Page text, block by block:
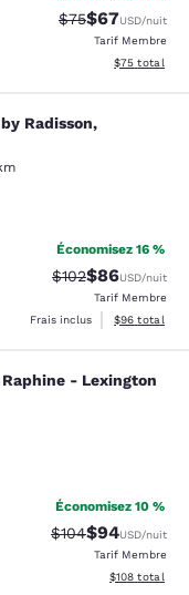
Tarif barré :
$75Tarif réduit :
$67USD/nuit
Tarif Membre
Afficher les
$75 total
Radisson,
Radisson,
Économisez 16 %
Tarif barré :
$102Tarif réduit :
$86USD/nuit
Tarif Membre
Frais inclus
Afficher les
$96 total
-
- Lexington
Économisez 10 %
Tarif barré :
$104Tarif réduit :
$94USD/nuit
Tarif Membre
Afficher les
$108 total